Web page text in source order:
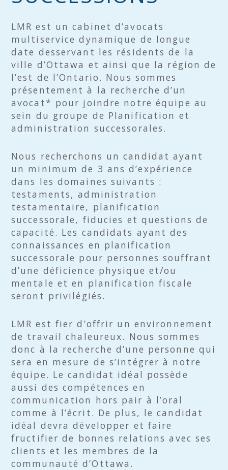
LMR est un cabinet d’avocats
multiservice dynamique de longue
date desservant les résidents de la
ville d’Ottawa et ainsi que la région de
l’est de l’Ontario. Nous sommes
présentement à la recherche d’un
avocat* pour joindre notre équipe au
sein du groupe de Planification et
administration successorales.
Nous recherchons un candidat ayant
un minimum de 3 ans d’expérience
dans les domaines suivants :
testaments, administration
testamentaire, planification
successorale, fiducies et questions de
capacité. Les candidats ayant des
connaissances en planification
successorale pour personnes souffrant
d’une déficience physique et/ou
mentale et en planification fiscale
seront privilégiés.
LMR est fier d’offrir un environnement
de travail chaleureux. Nous sommes
donc à la recherche d’une personne qui
sera en mesure de s’intégrer à notre
équipe. Le candidat idéal possède
aussi des compétences en
communication hors pair à l’oral
comme à l’écrit. De plus, le candidat
idéal devra développer et faire
fructifier de bonnes relations avec ses
clients et les membres de la
communauté d’Ottawa.